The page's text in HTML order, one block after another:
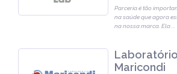
Parceria é tão
na saúde que agora
na nossa marca. Ela
Laboratório
Maricondi